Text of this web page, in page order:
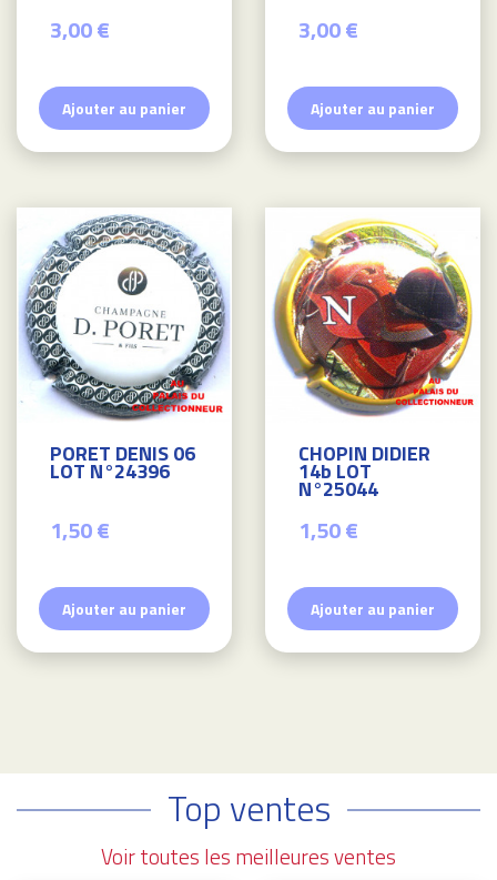
3,00 €
Ajouter au panier
3,00 €
Ajouter au panier
PORET DENIS 06
LOT N°24396
1,50 €
Ajouter au panier
CHOPIN DIDIER
14b LOT
N°25044
1,50 €
Ajouter au panier
Top ventes
Voir toutes les meilleures ventes